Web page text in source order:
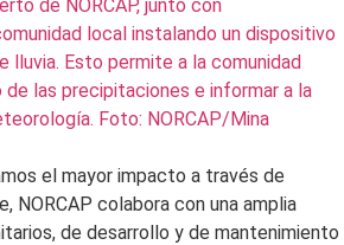
el mayor impacto a través de
NORCAP colabora con una amplia
de desarrollo y de mantenimiento